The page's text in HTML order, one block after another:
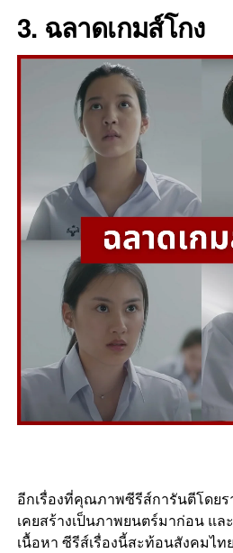
3. ฉลาดเกมส์โกง
อีกเรื่องที่คุณภาพซีรีส์การันตีโดยร
เคยสร้างเป็นภาพยนตร์มาก่อน แล
เนื้อหา ซีรีส์เรื่องนี้สะท้อนสังคมไท